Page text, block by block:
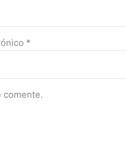
*
comente.